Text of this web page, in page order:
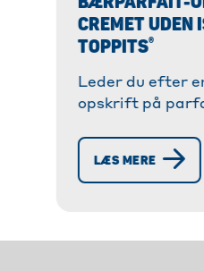
CREMET UDEN
TOPPITS®
Leder du efter
opskrift på
frugtig og uden
Trin-for-trin
LÆS MERE